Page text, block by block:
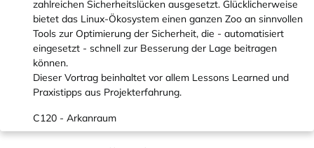
zahlreichen Sicherheitslücken ausgesetzt. Glücklicherweise
bietet das Linux-Ökosystem einen ganzen Zoo an sinnvollen
Tools zur Optimierung der Sicherheit, die - automatisiert
eingesetzt - schnell zur Besserung der Lage beitragen
können.
Dieser Vortrag beinhaltet vor allem Lessons Learned und
Praxistipps aus Projekterfahrung.
C120 - Arkanraum